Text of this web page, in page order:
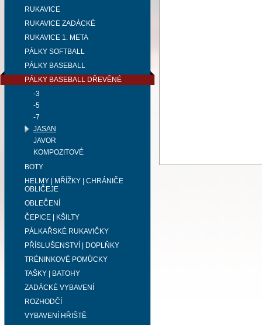
RUKAVICE
RUKAVICE ZADÁCKÉ
RUKAVICE 1. META
PÁLKY SOFTBALL
PÁLKY BASEBALL
PÁLKY BASEBALL DŘEVĚNÉ
-3
-5
-7
JASAN
JAVOR
KOMPOZITOVÉ
BOTY
HELMY | MŘÍŽKY | CHRÁNIČE
OBLIČEJE
OBLEČENÍ
ČEPICE | KŠILTY
PÁLKAŘSKÉ RUKAVIČKY
PŘÍSLUŠENSTVÍ | DOPLŇKY
TRÉNINKOVÉ POMŮCKY
TAŠKY | BATOHY
ZADÁCKÉ VYBAVENÍ
ROZHODČÍ
VYBAVENÍ HŘIŠTĚ